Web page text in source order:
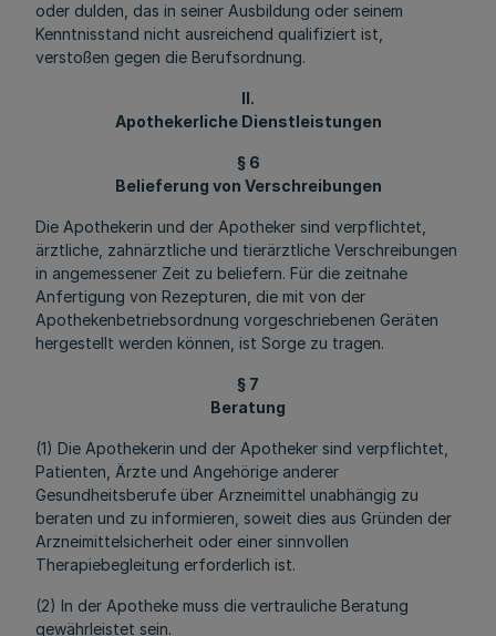
oder dulden, das in seiner Ausbildung oder seinem
Kenntnisstand nicht ausreichend qualifiziert ist,
verstoßen gegen die Berufsordnung.
II.
Apothekerliche Dienstleistungen
§ 6
Belieferung von Verschreibungen
Die Apothekerin und der Apotheker sind verpflichtet,
ärztliche, zahnärztliche und tierärztliche Verschreibungen
in angemessener Zeit zu beliefern. Für die zeitnahe
Anfertigung von Rezepturen, die mit von der
Apothekenbetriebsordnung vorgeschriebenen Geräten
hergestellt werden können, ist Sorge zu tragen.
§ 7
Beratung
(1) Die Apothekerin und der Apotheker sind verpflichtet,
Patienten, Ärzte und Angehörige anderer
Gesundheitsberufe über Arzneimittel unabhängig zu
beraten und zu informieren, soweit dies aus Gründen der
Arzneimittelsicherheit oder einer sinnvollen
Therapiebegleitung erforderlich ist.
(2) In der Apotheke muss die vertrauliche Beratung
gewährleistet sein.